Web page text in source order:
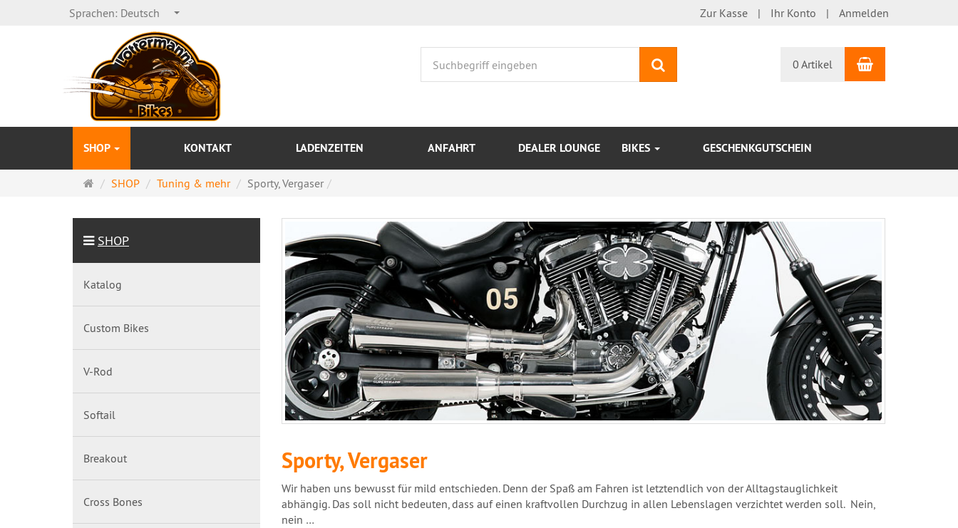
Sprachen: Deutsch Zur Kasse Ihr Konto Anmelden
0 Artikel Warenkorb
SHOP KONTAKT LADENZEITEN ANFAHRT DEALER LOUNGE BIKES GESCHENKGUTSCHEIN
Startseite
SHOP Tuning & mehr Sporty, Vergaser
Sporty, Vergaser
Wir haben uns bewusst für mild entschieden. Denn der Spaß am Fahren ist letztendlich von der Alltagstauglichkeit
abhängig. Das soll nicht bedeuten, dass auf einen kraftvollen Durchzug in allen Lebenslagen verzichtet werden soll. Nein,
nein …
SHOP
Katalog
Custom Bikes
V-Rod
Softail
Breakout
Cross Bones